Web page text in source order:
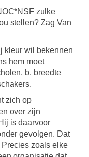
zulke
stellen? Zag Van
kleur wil bekennen
hem moet
b. breedte
zich op
over zijn
is daarvoor
gevolgen. Dat
zoals elke